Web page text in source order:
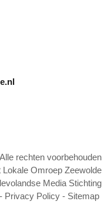
Alle rechten voorbehouden
Omroep Zeewolde
Media Stichting
- Privacy Policy - Sitemap